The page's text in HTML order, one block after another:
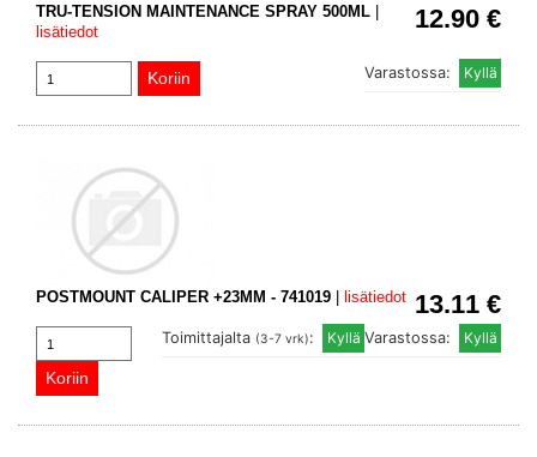
12.90 €
TRU-TENSION MAINTENANCE SPRAY 500ML
lisätiedot
Varastossa:
13.11 €
POSTMOUNT CALIPER +23MM - 741019 lisätiedot
Varastossa:
Toimittajalta (3-7 vrk):